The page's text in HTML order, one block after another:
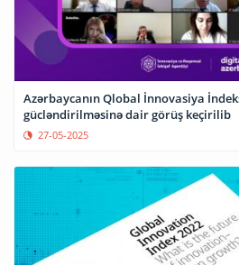
Azərbaycanın Qlobal İnnovasiya
gücləndirilməsinə dair görüş keçirilib
27-05-2025